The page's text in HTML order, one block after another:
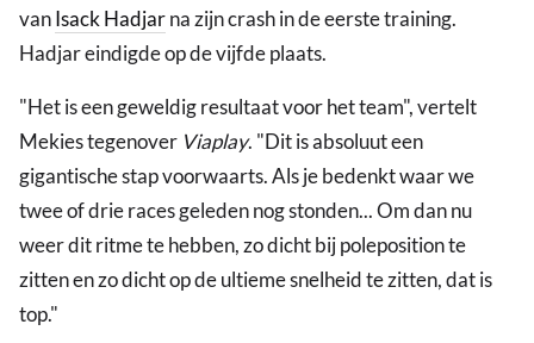
vanIsack Hadjarna zijn crash in de eerste training.
Hadjar eindigde op de vijfde plaats.
"Het is een geweldig resultaat voor het team", vertelt
Mekies tegenover Viaplay. "Dit is absoluut een
gigantische stap voorwaarts. Als je bedenkt waar we
twee of drie races geleden nog stonden... Om dan nu
weer dit ritme te hebben, zo dicht bij poleposition te
zitten en zo dicht op de ultieme snelheid te zitten, dat is
top."